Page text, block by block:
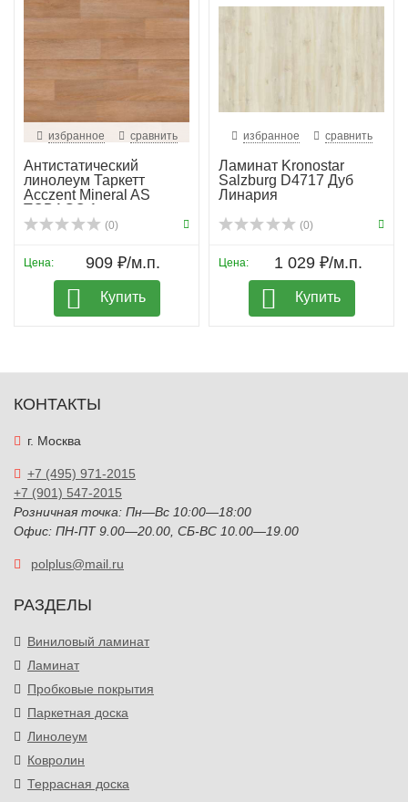
избранное сравнить
Антистатический
линолеум Таркетт
Acczent Mineral AS
TOBAGO 1
(0)
Цена: 909 ₽/м.п.
Купить
избранное сравнить
Ламинат Kronostar
Salzburg D4717 Дуб
Линария
(0)
Цена: 1 029 ₽/м.п.
Купить
КОНТАКТЫ
г. Москва
+7 (495) 971-2015
+7 (901) 547-2015
Розничная точка: Пн—Вс 10:00—18:00
Офис: ПН-ПТ 9.00—20.00, СБ-ВС 10.00—19.00
polplus@mail.ru
РАЗДЕЛЫ
Виниловый ламинат
Ламинат
Пробковые покрытия
Паркетная доска
Линолеум
Ковролин
Террасная доска